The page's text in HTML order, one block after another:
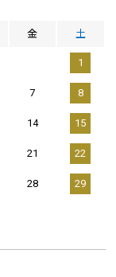
金 土
1
7 8
14 15
21 22
28 29